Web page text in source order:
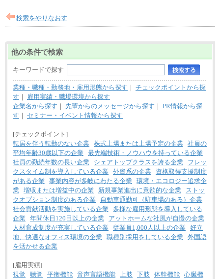
検索をやりなおす
他の条件で検索
キーワードで探す
業種・職種・勤務地・雇用形態から探す ｜ チェックポイントから探
す ｜
雇用実績・職場環境から探す
企業名から探す ｜ 先輩からのメッセージから探す ｜ PR情報から探
す ｜ セミナー・イベント情報から探す
[チェックポイント]
転居を伴う転勤のない企業 株式上場または上場予定の企業 社員の
平均年齢30歳以下の企業 最先端技術・ノウハウを持っている企業
社員の勤続年数の長い企業
シェアトップクラスを誇る企業
フレッ
クスタイム制を導入している企業 外資系の企業
資格取得支援制度
がある企業 事業内容が多岐にわたる企業 環境・エコロジー追求企
業 増収または増益中の企業 新規事業進出に意欲的な企業
ストッ
クオプション制度のある企業
自動車通勤可（駐車場のある）企業
社会貢献活動を実施している企業
多様な雇用形態を導入している
企業 年間休日120日以上の企業
アットホームな社風が自慢の企業
人材育成制度が充実している企業 従業員1,000人以上の企業 好立
地、快適なオフィス環境の企業 職種別採用をしている企業 外国語
を活かせる企業
[雇用実績]
視覚
聴覚 平衡機能 音声言語機能 上肢 下肢 体幹機能 心臓機